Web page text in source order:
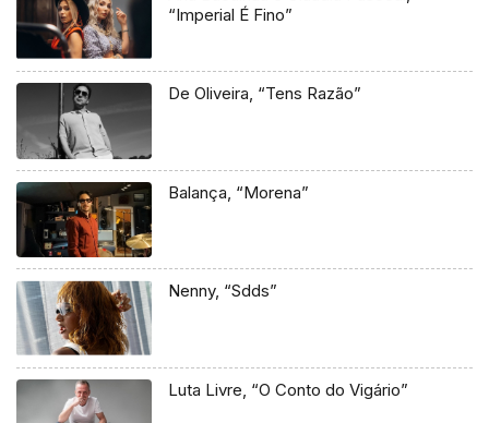
“Imperial É Fino”
De Oliveira, “Tens Razão”
Balança, “Morena”
Nenny, “Sdds”
Luta Livre, “O Conto do Vigário”